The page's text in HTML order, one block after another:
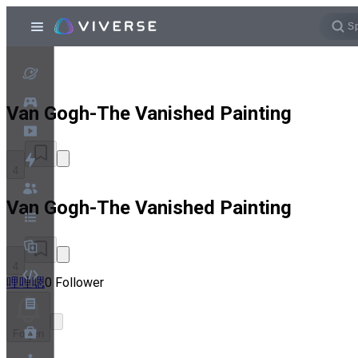
Van Gogh-The Vanished Painting
Van Gogh-The Vanished Painting
哩哩嗯0 Follower
Folgen